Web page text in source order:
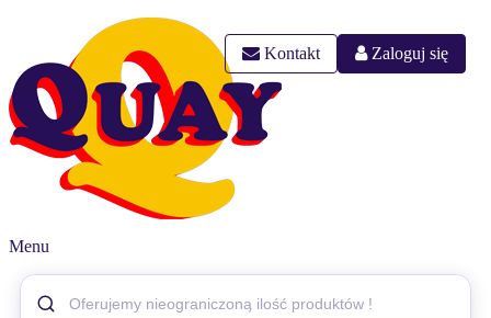
Kontakt Zaloguj się
Menu